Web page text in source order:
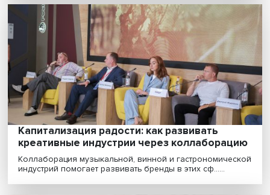
Этика цифровой эпохи и современное
медиапространство требуют переосмысления
традиционных ценносте......